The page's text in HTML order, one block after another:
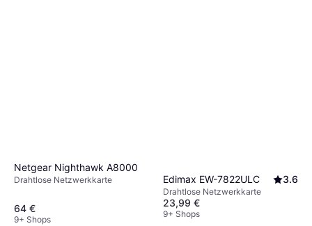
Netgear Nighthawk A8000
Drahtlose Netzwerkkarte
64 €
9+ Shops
Edimax EW-7822ULC 3.6
Drahtlose Netzwerkkarte
23,99 €
9+ Shops